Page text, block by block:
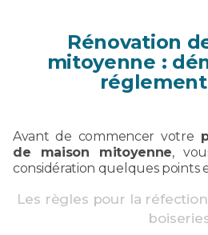
Rénovation
mitoyenne :
Avant de commencer votre
de maison mitoyenne,
considération quelques points
Les règles pour la